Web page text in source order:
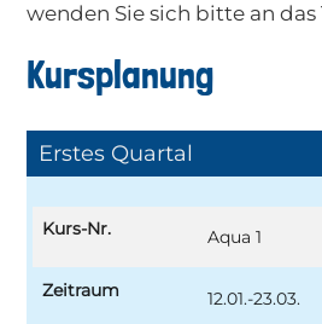
wenden Sie sich bitte an das
Kursplanung
Erstes Quartal
Kurs-Nr. Aqua 1
Zeitraum 12.01.-23.03.